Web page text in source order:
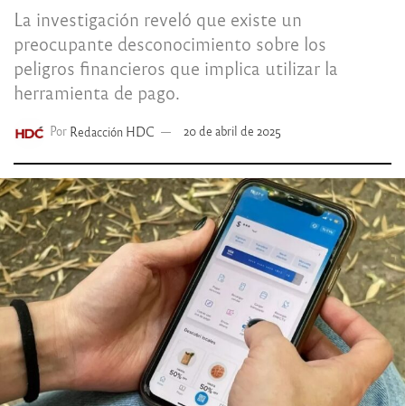
La investigación reveló que existe un
preocupante desconocimiento sobre los
peligros financieros que implica utilizar la
herramienta de pago.
Por Redacción HDC 20 de abril de 2025